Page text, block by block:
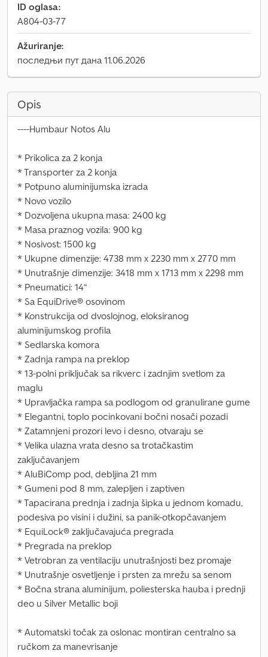
ID oglasa:
A804-03-77
Ažuriranje:
последњи пут дана 11.06.2026
Opis
----Humbaur Notos Alu
* Prikolica za 2 konja
* Transporter za 2 konja
* Potpuno aluminijumska izrada
* Novo vozilo
* Dozvoljena ukupna masa: 2400 kg
* Masa praznog vozila: 900 kg
* Nosivost: 1500 kg
* Ukupne dimenzije: 4738 mm x 2230 mm x 2770 mm
* Unutrašnje dimenzije: 3418 mm x 1713 mm x 2298 mm
* Pneumatici: 14“
* Sa EquiDrive® osovinom
* Konstrukcija od dvoslojnog, eloksiranog
aluminijumskog profila
* Sedlarska komora
* Zadnja rampa na preklop
* 13-polni priključak sa rikverc i zadnjim svetlom za
maglu
* Upravljačka rampa sa podlogom od granulirane gume
* Elegantni, toplo pocinkovani bočni nosači pozadi
* Zatamnjeni prozori levo i desno, otvaraju se
* Velika ulazna vrata desno sa trotačkastim
zaključavanjem
* AluBiComp pod, debljina 21 mm
* Gumeni pod 8 mm, zalepljen i zaptiven
* Tapacirana prednja i zadnja šipka u jednom komadu,
podesiva po visini i dužini, sa panik-otkopčavanjem
* EquiLock® zaključavajuća pregrada
* Pregrada na preklop
* Vetrobran za ventilaciju unutrašnjosti bez promaje
* Unutrašnje osvetljenje i prsten za mrežu sa senom
* Bočna strana aluminijum, poliesterska hauba i prednji
deo u Silver Metallic boji
* Automatski točak za oslonac montiran centralno sa
ručkom za manevrisanje